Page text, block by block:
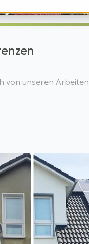
von unseren Arbeiten